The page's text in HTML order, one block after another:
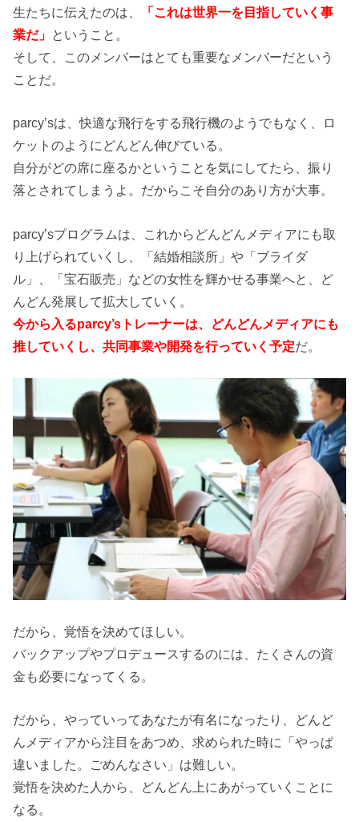
生たちに伝えたのは、
「これは世界一を目指していく事
業だ」 ということ。
そして、このメンバーはとても重要なメンバーだという
ことだ。
parcy’sは、快適な飛行をする飛行機のようでもなく、ロ
ケットのようにどんどん伸びている。
自分がどの席に座るかということを気にしてたら、振り
落とされてしまうよ。だからこそ自分のあり方が大事。
parcy’sプログラムは、これからどんどんメディアにも取
り上げられていくし、「結婚相談所」や「ブライダ
ル」、「宝石販売」などの女性を輝かせる事業へと、ど
んどん発展して拡大していく。
今から入るparcy’sトレーナーは、どんどんメディアにも
推していくし、共同事業や開発を行っていく予定だ。
だから、覚悟を決めてほしい。
バックアップやプロデュースするのには、たくさんの資
金も必要になってくる。
だから、やっていってあなたが有名になったり、どんど
んメディアから注目をあつめ、求められた時に「やっぱ
違いました。ごめんなさい」は難しい。
覚悟を決めた人から、どんどん上にあがっていくことに
なる。